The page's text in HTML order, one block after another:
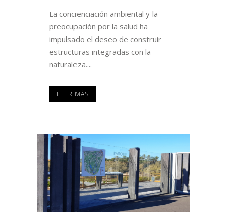
La concienciación ambiental y la
preocupación por la salud ha
impulsado el deseo de construir
estructuras integradas con la
naturaleza....
LEER MÁS